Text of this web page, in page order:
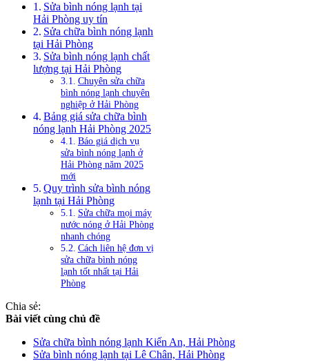
Sửa bình nóng lạnh tại
Hải Phòng uy tín
Sửa chữa bình nóng lạnh
tại Hải Phòng
Sửa bình nóng lạnh chất
lượng tại Hải Phòng
Chuyên sửa chữa
bình nóng lạnh chuyên
nghiệp ở Hải Phòng
Bảng giá sửa chữa bình
nóng lạnh Hải Phòng 2025
Báo giá dịch vụ
sửa bình nóng lạnh ở
Hải Phòng năm 2025
mới
Quy trình sửa bình nóng
lạnh tại Hải Phòng
Sửa chữa mọi máy
nước nóng ở Hải Phòng
nhanh chóng
Cách liên hệ đơn vị
sửa chữa bình nóng
lạnh tốt nhất tại Hải
Phòng
Chia sẻ:
Bài viết cùng chủ đề
Sửa chữa bình nóng lạnh Kiến An, Hải Phòng
Sửa bình nóng lạnh tại Lê Chân, Hải Phòng